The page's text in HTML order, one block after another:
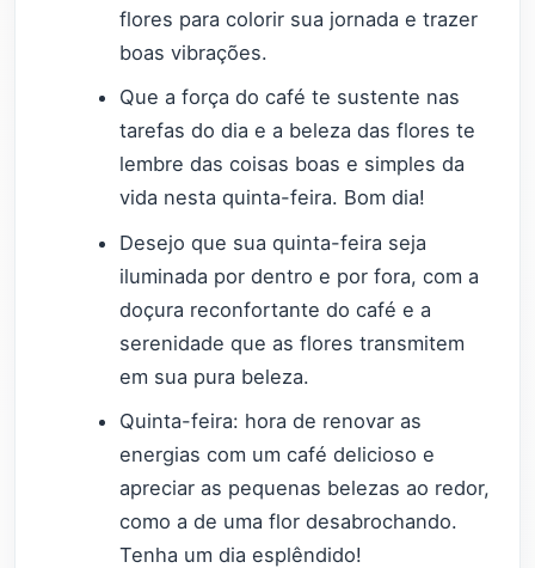
flores para colorir sua jornada e trazer
boas vibrações.
Que a força do café te sustente nas
tarefas do dia e a beleza das flores te
lembre das coisas boas e simples da
vida nesta quinta-feira. Bom dia!
Desejo que sua quinta-feira seja
iluminada por dentro e por fora, com a
doçura reconfortante do café e a
serenidade que as flores transmitem
em sua pura beleza.
Quinta-feira: hora de renovar as
energias com um café delicioso e
apreciar as pequenas belezas ao redor,
como a de uma flor desabrochando.
Tenha um dia esplêndido!